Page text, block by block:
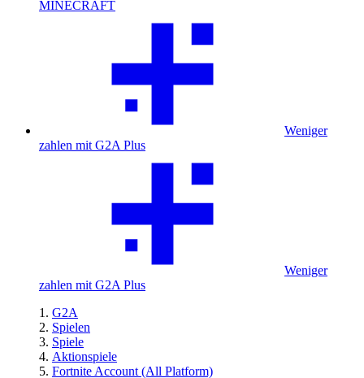
MINECRAFT
Weniger
zahlen mit G2A Plus
Weniger
zahlen mit G2A Plus
G2A
Spielen
Spiele
Aktionspiele
Fortnite Account (All Platform)